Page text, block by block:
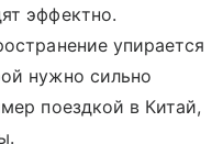
эффектно.
упирается
нужно сильно
поездкой в Китай,